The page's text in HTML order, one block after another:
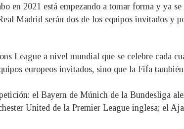
en 2021 está empezando a tomar forma y ya
Madrid serán dos de los equipos invitados y
League a nivel mundial que se celebre cada
europeos invitados, sino que la Fifa
el Bayern de Múnich de la Bundesliga
United de la Premier League inglesa; el